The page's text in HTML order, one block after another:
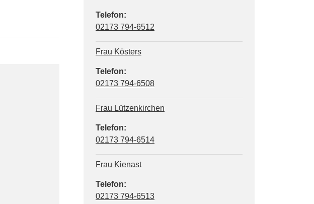
Telefon:
02173 794-6512
Frau Kösters
Telefon:
02173 794-6508
Frau Lützenkirchen
Telefon:
02173 794-6514
Frau Kienast
Telefon:
02173 794-6513